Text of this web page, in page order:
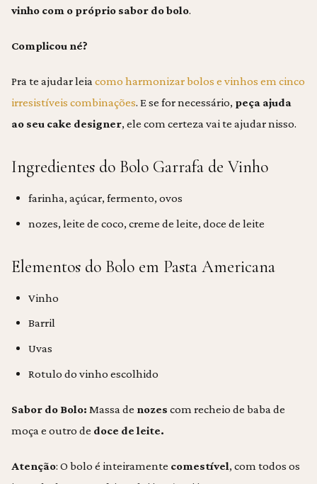
vinho com o próprio sabor do bolo.
Complicou né?
Pra te ajudar leiacomo harmonizar bolos e vinhos em cinco
irresistíveis combinações. E se for necessário, peça ajuda
ao seu cake designer, ele com certeza vai te ajudar nisso.
Ingredientes do Bolo Garrafa de Vinho
farinha, açúcar, fermento, ovos
nozes, leite de coco, creme de leite, doce de leite
Elementos do Bolo em Pasta Americana
Vinho
Barril
Uvas
Rotulo do vinho escolhido
Sabor do Bolo: Massa de nozes com recheio de baba de
moça e outro de doce de leite.
Atenção: O bolo é inteiramente comestível, com todos os